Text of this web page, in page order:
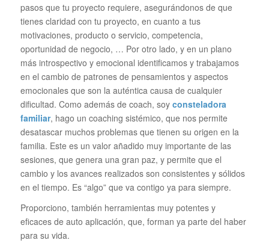
pasos que tu proyecto requiere, asegurándonos de que
tienes claridad con tu proyecto, en cuanto a tus
motivaciones, producto o servicio, competencia,
oportunidad de negocio, … Por otro lado, y en un plano
más introspectivo y emocional identificamos y trabajamos
en el cambio de patrones de pensamientos y aspectos
emocionales que son la auténtica causa de cualquier
dificultad. Como además de coach, soy consteladora
familiar, hago un coaching sistémico, que nos permite
desatascar muchos problemas que tienen su origen en la
familia. Este es un valor añadido muy importante de las
sesiones, que genera una gran paz, y permite que el
cambio y los avances realizados son consistentes y sólidos
en el tiempo. Es “algo” que va contigo ya para siempre.
Proporciono, también herramientas muy potentes y
eficaces de auto aplicación, que, forman ya parte del haber
para su vida.